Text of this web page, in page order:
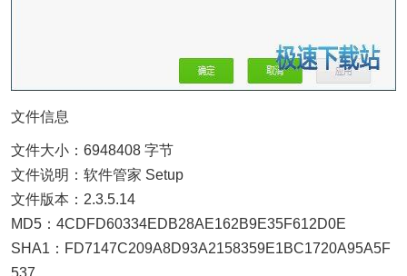
文件信息
文件大小：6948408 字节
文件说明：软件管家 Setup
文件版本：2.3.5.14
MD5：4CDFD60334EDB28AE162B9E35F612D0E
SHA1：FD7147C209A8D93A2158359E1BC1720A95A5F
537